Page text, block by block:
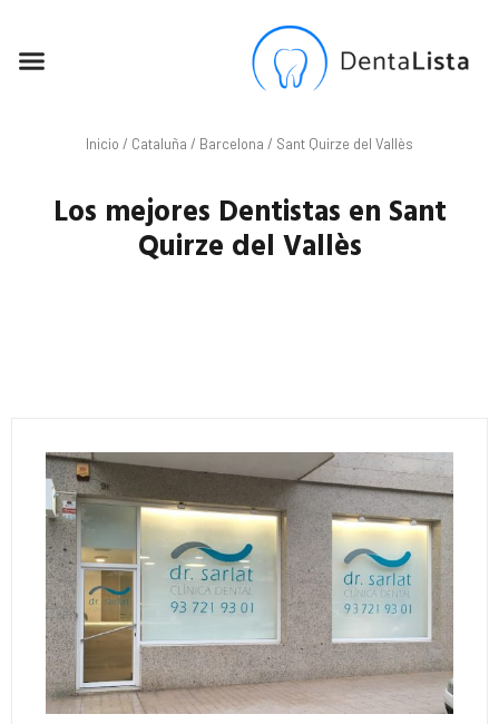
Inicio / Cataluña / Barcelona / Sant Quirze del Vallès
Los mejores Dentistas en Sant
Quirze del Vallès